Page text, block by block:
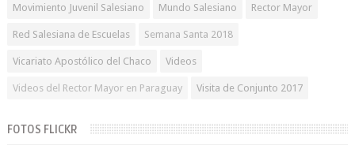
Movimiento Juvenil Salesiano Mundo Salesiano Rector Mayor
Red Salesiana de Escuelas Semana Santa 2018
Vicariato Apostólico del Chaco Videos
Videos del Rector Mayor en Paraguay Visita de Conjunto 2017
FOTOS FLICKR